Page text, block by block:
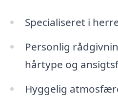
Specialiseret i
Personlig
hårtype og
Hyggelig